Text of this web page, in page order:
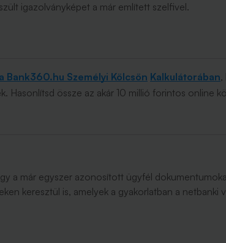
igazolványképet a már említett szelfivel.
a Bank360.hu Személyi Kölcsön Kalkulátorában,
össze az akár 10 millió forintos online
a már egyszer azonosított ügyfél
keresztül is, amelyek a gyakorlatban a netbanki